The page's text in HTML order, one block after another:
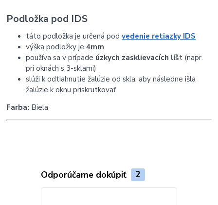
Podložka pod IDS
táto podložka je určená podvedenie retiazky IDS
výška podložky je4mm
používa sa v prípade úzkych zasklievacích líšt (napr.
pri oknách s 3-sklami)
slúži k odtiahnutie žalúzie od skla, aby následne išla
žalúzie k oknu priskrutkovať
Farba: Biela
Odporúčame dokúpiť 2